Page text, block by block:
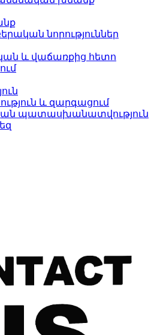
նորություններ
և վաճառքից հետո
և զարգացում
պատասխանատվություն